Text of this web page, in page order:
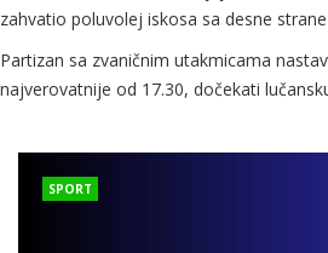
zahvatio poluvolej iskosa sa desne
Partizan sa zvaničnim utakmicama
najverovatnije od 17.30, dočekati
SPORT